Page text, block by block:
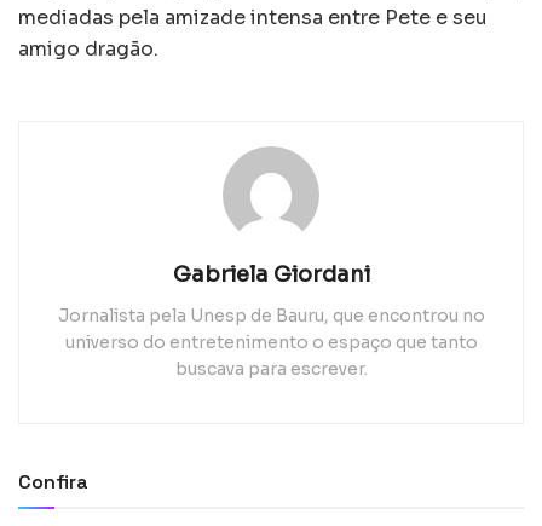
mediadas pela amizade intensa entre Pete e seu
amigo dragão.
Gabriela Giordani
Jornalista pela Unesp de Bauru, que encontrou no
universo do entretenimento o espaço que tanto
buscava para escrever.
Confira